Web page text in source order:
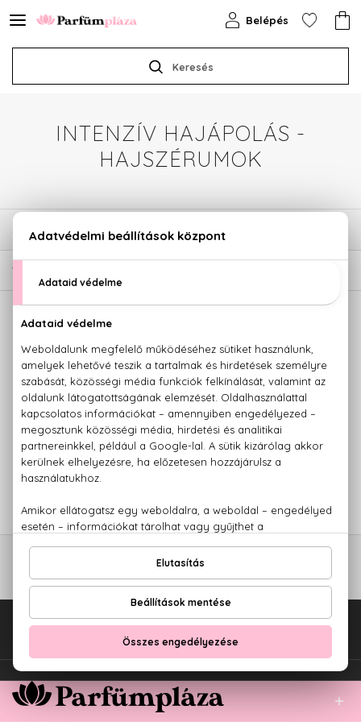
Keresés
Belépés
INTENZÍV HAJÁPOLÁS -
HAJSZÉRUMOK
SZŰRÉSEK
1
BIO
DR. ORGANIC
Marokkói Argánolaj
Hajápoló szérum
7.380 Ft
Fel az oldal tetejére!